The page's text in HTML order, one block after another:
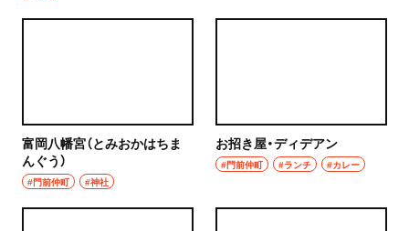
富岡八幡宮（とみおかはちま
んぐう）
#門前仲町 #神社
お招き屋・ディデアン
#門前仲町 #ランチ #カレー